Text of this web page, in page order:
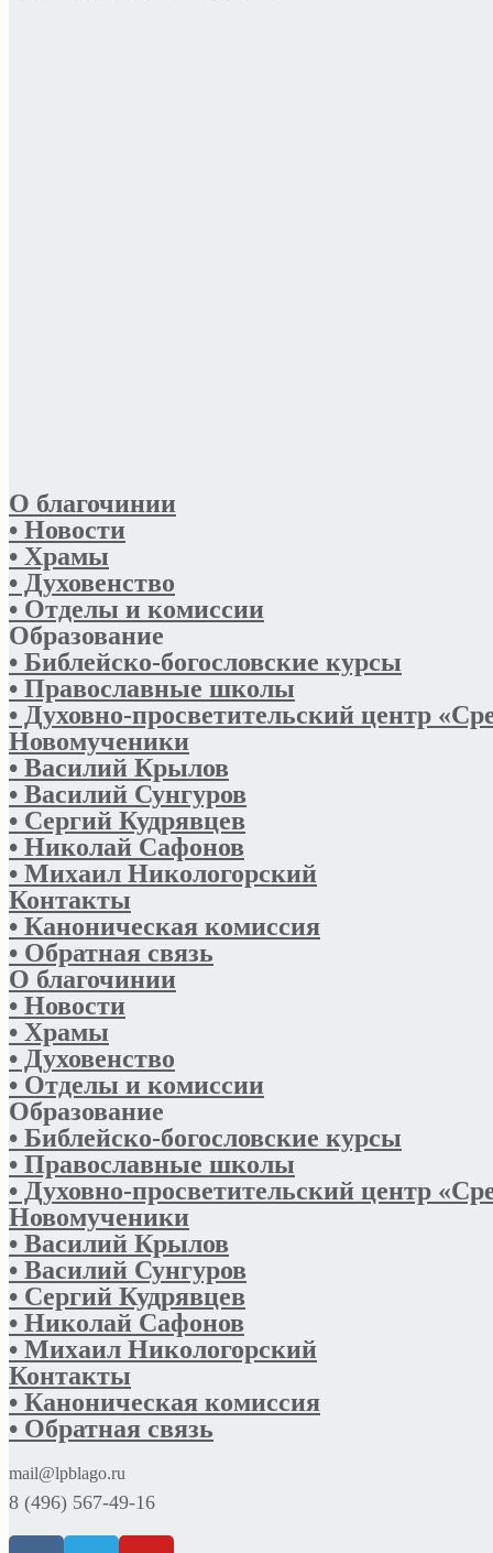
О благочинии
• Новости
• Храмы
• Духовенство
• Отделы и комиссии
Образование
• Библейско-богословские курсы
• Православные школы
• Духовно-просветительский центр
Новомученики
• Василий Крылов
• Василий Сунгуров
• Сергий Кудрявцев
• Николай Сафонов
• Михаил Никологорский
Контакты
• Каноническая комиссия
• Обратная связь
О благочинии
• Новости
• Храмы
• Духовенство
• Отделы и комиссии
Образование
• Библейско-богословские курсы
• Православные школы
• Духовно-просветительский центр
Новомученики
• Василий Крылов
• Василий Сунгуров
• Сергий Кудрявцев
• Николай Сафонов
• Михаил Никологорский
Контакты
• Каноническая комиссия
• Обратная связь
mail@lpblago.ru
8 (496) 567-49-16